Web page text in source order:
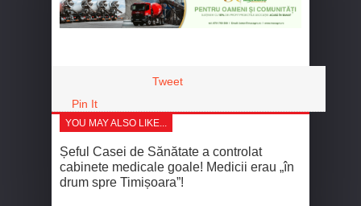
Tweet
Pin It
YOU MAY ALSO LIKE...
Șeful Casei de Sănătate a controlat
cabinete medicale goale! Medicii erau „în
drum spre Timișoara”!